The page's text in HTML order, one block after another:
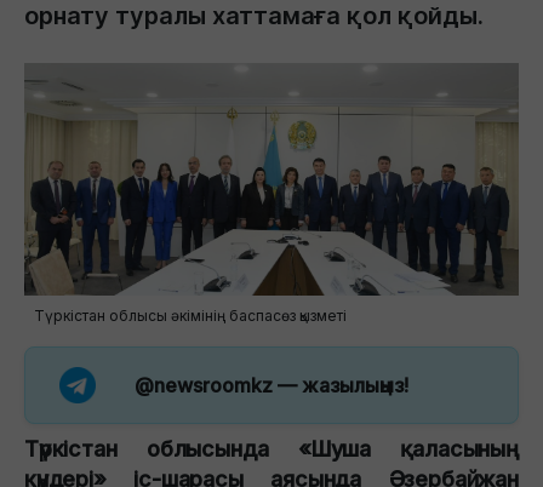
орнату туралы хаттамаға қол қойды.
Түркістан облысы әкімінің баспасөз қызметі
@newsroomkz — жазылыңыз!
Түркістан облысында «Шуша қаласының
күндері» іс-шарасы аясында Әзербайжан